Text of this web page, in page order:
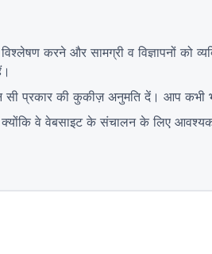
अपडेट
गाइड
करने और सामग्री व विज्ञापनों
प्रकार की कुकीज़ अनुमति दें। आप कभी
वे वेबसाइट के संचालन के लिए